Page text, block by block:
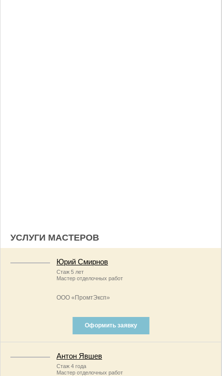
УСЛУГИ МАСТЕРОВ
Юрий Смирнов
Стаж 5 лет
Мастер отделочных работ
ООО «ПромтЭксп»
Оформить заявку
Антон Явшев
Стаж 4 года
Мастер отделочных работ